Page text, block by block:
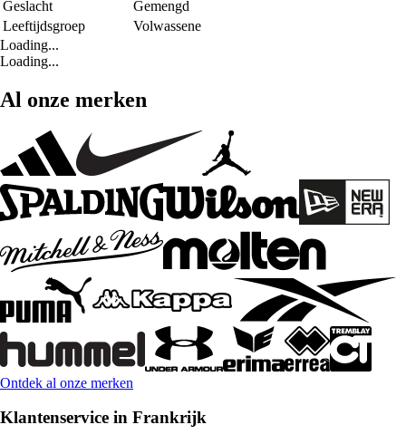
Geslacht
Gemengd
Leeftijdsgroep
Volwassene
Loading...
Loading...
Al onze merken
Ontdek al onze merken
Klantenservice in Frankrijk